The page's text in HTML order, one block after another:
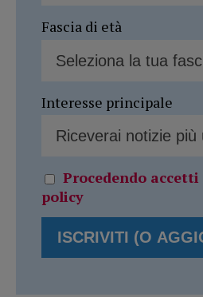
Fascia di età
Interesse principale
Procedendo
policy